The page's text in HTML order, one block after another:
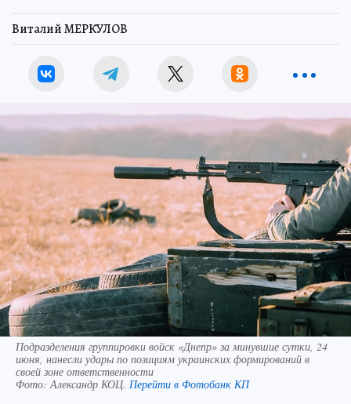
Виталий МЕРКУЛОВ
Подразделения группировки войск «Днепр» за минувшие сутки, 24
июня, нанесли удары по позициям украинских формирований в
своей зоне ответственности
Фото:Александр КОЦ. Перейти в Фотобанк КП